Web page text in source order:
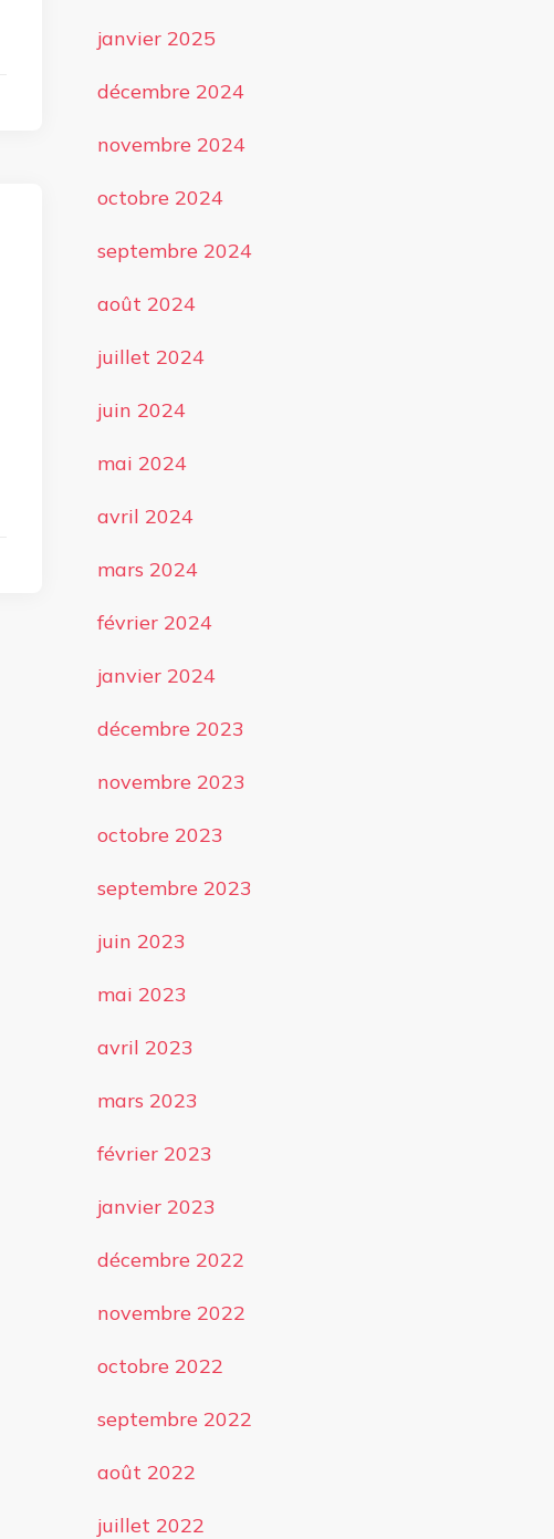
janvier 2025
décembre 2024
novembre 2024
octobre 2024
septembre 2024
août 2024
juillet 2024
juin 2024
mai 2024
avril 2024
mars 2024
février 2024
janvier 2024
décembre 2023
novembre 2023
octobre 2023
septembre 2023
juin 2023
mai 2023
avril 2023
mars 2023
février 2023
janvier 2023
décembre 2022
novembre 2022
octobre 2022
septembre 2022
août 2022
juillet 2022